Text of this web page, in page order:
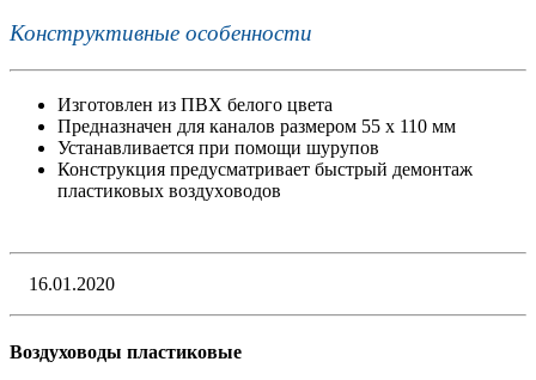
Конструктивные особенности
Изготовлен из ПВХ белого цвета
Предназначен для каналoв размером 55 х 110 мм
Устанавливается при помощи шурупов
Конструкция предусматривает быстрый демонтаж
пластиковых воздухoводов
16.01.2020
Воздуховоды пластиковые